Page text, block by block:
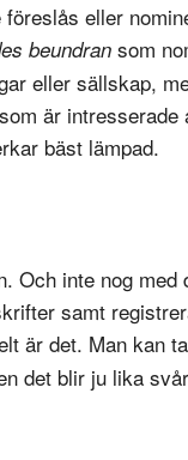
eller
beundran som
eller sällskap,
är
bäst lämpad.
Och inte nog
samt
är det. Man kan
det blir ju lika